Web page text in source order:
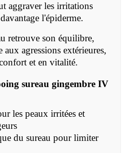
aggraver les irritations
l'épiderme.
retrouve son équilibre,
agressions extérieures,
et en vitalité.
sureau gingembre IV
les peaux irritées et
du sureau pour limiter